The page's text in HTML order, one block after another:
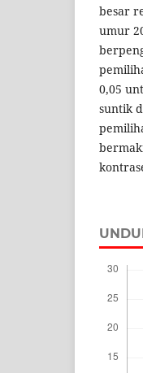
besar
umur
0,05
suntik